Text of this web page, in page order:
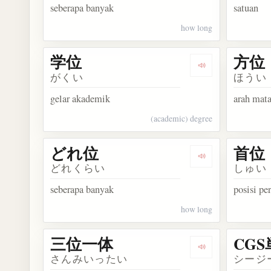
seberapa banyak
how long
satuan
Dengarkan
学位
がくい
gelar akademik
(academic) degree
方位
ほうい
arah
Dengarkan
どれ位
どれくらい
seberapa banyak
how long
首位
しゅい
posisi
Dengarkan
三位一体
さんみいったい シージ